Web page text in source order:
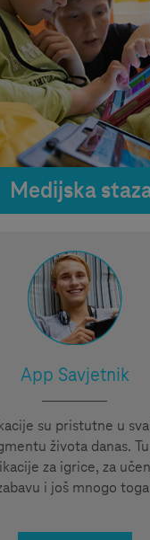
Medijska
App Savjetnik
su pristutne u
života danas.
za igrice, za
i još mnogo